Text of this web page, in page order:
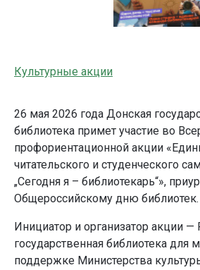
Культурные акции
26 мая 2026 года Донская
библиотека примет участие во
профориентационной акции
читательского и студенческого
„Сегодня я – библиотекарь“»,
Общероссийскому дню библиотек.
Инициатор и организатор акции —
государственная библиотека для
поддержке Министерства